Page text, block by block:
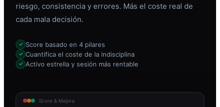
riesgo, consistencia y errores. Más el coste real de
cada mala decisión.
Score basado en 4 pilares
Cuantifica el coste de la indisciplina
Activo estrella y sesión más rentable
Score & Mejora